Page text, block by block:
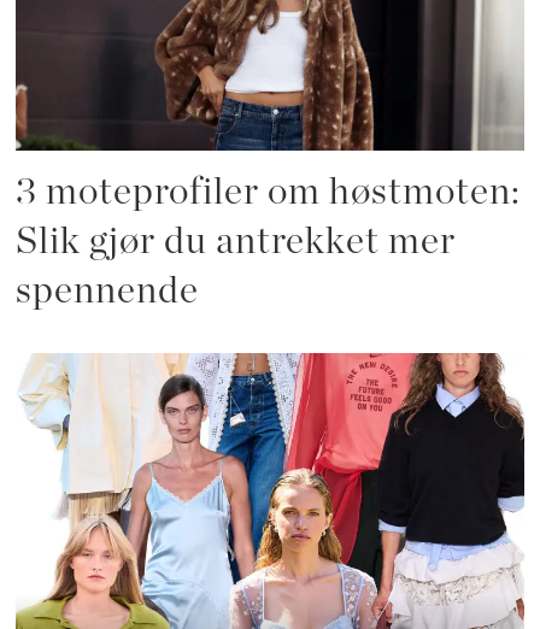
3 moteprofiler om høstmoten:
Slik gjør du antrekket mer
spennende